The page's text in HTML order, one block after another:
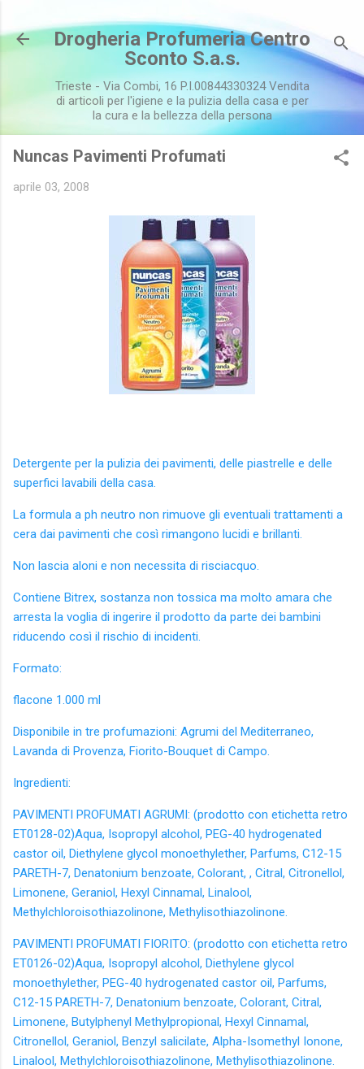
Passa ai contenuti principali
Drogheria Profumeria Centro
Sconto S.a.s.
Trieste - Via Combi, 16 P.I.00844330324 Vendita
di articoli per l'igiene e la pulizia della casa e per
la cura e la bellezza della persona
Nuncas Pavimenti Profumati
aprile 03, 2008
Detergente per la pulizia dei pavimenti, delle piastrelle e delle
superfici lavabili della casa.
La formula a ph neutro non rimuove gli eventuali trattamenti a
cera dai pavimenti che così rimangono lucidi e brillanti.
Non lascia aloni e non necessita di risciacquo.
Contiene Bitrex, sostanza non tossica ma molto amara che
arresta la voglia di ingerire il prodotto da parte dei bambini
riducendo così il rischio di incidenti.
Formato:
flacone 1.000 ml
Disponibile in tre profumazioni: Agrumi del Mediterraneo,
Lavanda di Provenza, Fiorito-Bouquet di Campo.
Ingredienti:
PAVIMENTI PROFUMATI AGRUMI: (prodotto con etichetta retro
ET0128-02)Aqua, Isopropyl alcohol, PEG-40 hydrogenated
castor oil, Diethylene glycol monoethylether, Parfums, C12-15
PARETH-7, Denatonium benzoate, Colorant, , Citral, Citronellol,
Limonene, Geraniol, Hexyl Cinnamal, Linalool,
Methylchloroisothiazolinone, Methylisothiazolinone.
PAVIMENTI PROFUMATI FIORITO: (prodotto con etichetta retro
ET0126-02)Aqua, Isopropyl alcohol, Diethylene glycol
monoethylether, PEG-40 hydrogenated castor oil, Parfums,
C12-15 PARETH-7, Denatonium benzoate, Colorant, Citral,
Limonene, Butylphenyl Methylpropional, Hexyl Cinnamal,
Citronellol, Geraniol, Benzyl salicilate, Alpha-Isomethyl Ionone,
Linalool, Methylchloroisothiazolinone, Methylisothiazolinone.